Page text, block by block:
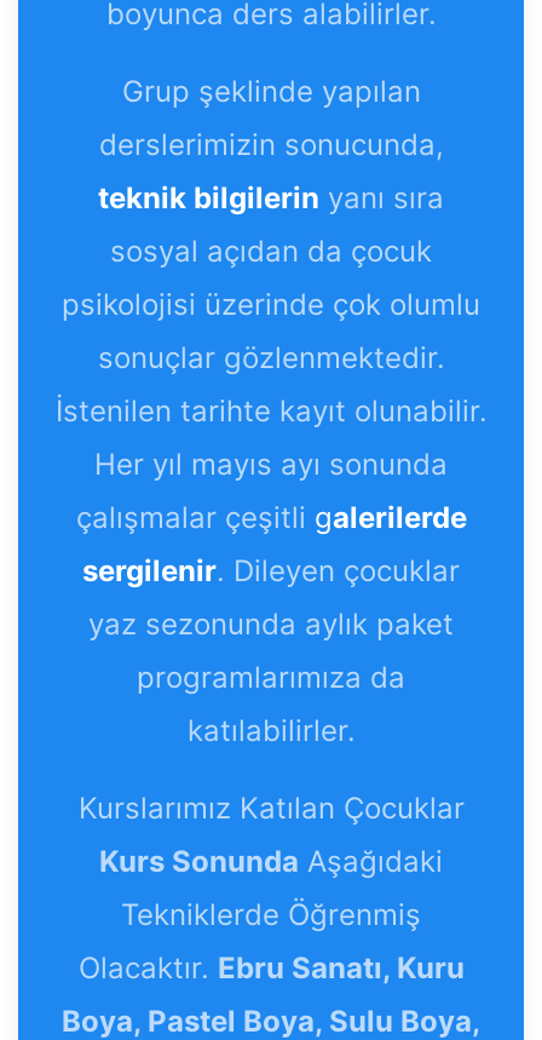
boyunca ders alabilirler.
Grup şeklinde yapılan
derslerimizin sonucunda,
teknik bilgilerin yanı sıra
sosyal açıdan da çocuk
psikolojisi üzerinde çok olumlu
sonuçlar gözlenmektedir.
İstenilen tarihte kayıt olunabilir.
Her yıl mayıs ayı sonunda
çalışmalar çeşitli galerilerde
sergilenir. Dileyen çocuklar
yaz sezonunda aylık paket
programlarımıza da
katılabilirler.
Kurslarımız Katılan Çocuklar
Kurs Sonunda Aşağıdaki
Tekniklerde Öğrenmiş
Olacaktır. Ebru Sanatı, Kuru
Boya, Pastel Boya, Sulu Boya,